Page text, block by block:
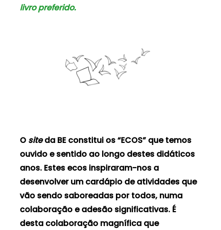
livro preferido.
O siteda BE constitui os “ECOS” que temos
ouvido e sentido ao longo destes didáticos
anos. Estes ecos inspiraram-nos a
desenvolver um cardápio de atividades que
vão sendo saboreadas por todos, numa
colaboração e adesão significativas. É
desta colaboração magnífica que